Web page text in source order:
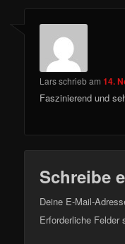
Larsschriebam14.
Faszinierend und
Schreibe
Deine E-Mail-
Erforderliche